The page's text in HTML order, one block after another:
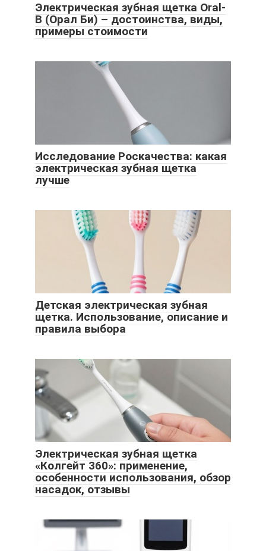
Электрическая зубная щетка Oral-
B (Орал Би) – достоинства, виды,
примеры стоимости
Исследование Роскачества: какая
электрическая зубная щетка
лучше
Детская электрическая зубная
щетка. Использование, описание и
правила выбора
Электрическая зубная щетка
«Колгейт 360»: применение,
особенности использования, обзор
насадок, отзывы